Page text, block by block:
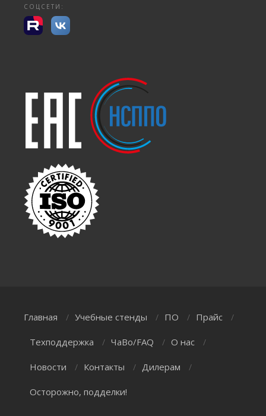
СОЦСЕТИ:
Главная / Учебные стенды / ПО / Прайс /
Техподдержка / ЧаВо/FAQ / О нас /
Новости / Контакты / Дилерам /
Осторожно, подделки!